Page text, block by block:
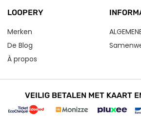
LOOPERY
Merken
De Blog
À propos
VEILIG BETALEN MET KAART